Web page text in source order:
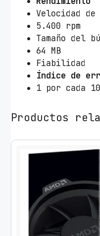
Velocidad
5.400 rpm
Tamaño del
64 MB
Fiabilidad
Índice de
1 por cada
Productos